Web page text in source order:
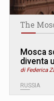
The
Mosca
diventa
di Federica
RUSSIA